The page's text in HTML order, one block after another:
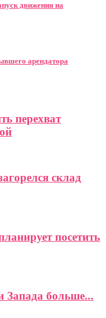
движения на
арендатора
перехват
склад
посетить
больше...